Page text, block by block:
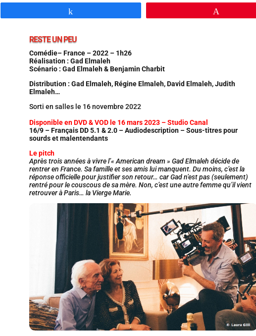
RESTE UN PEU
Comédie– France – 2022 – 1h26
Réalisation : Gad Elmaleh
Scénario : Gad Elmaleh & Benjamin Charbit
Distribution : Gad Elmaleh, Régine Elmaleh, David Elmaleh, Judith
Elmaleh…
Sorti en salles le 16 novembre 2022
Disponible en DVD & VOD le 16 mars 2023 – Studio Canal
16/9 – Français DD 5.1 & 2.0 – Audiodescription – Sous-titres pour
sourds et malentendants
Le pitch
Après trois années à vivre l’« American dream » Gad Elmaleh décide de
rentrer en France. Sa famille et ses amis lui manquent. Du moins, c’est la
réponse officielle pour justifier son retour… car Gad n’est pas (seulement)
rentré pour le couscous de sa mère. Non, c’est une autre femme qu’il vient
retrouver à Paris… la Vierge Marie.